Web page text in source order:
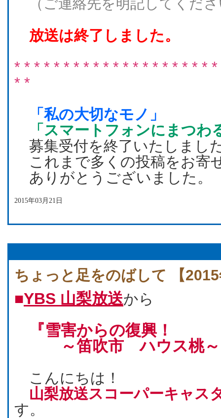
（ご連絡先を明記してくだ
放送は終了しました。
* * * * * * * * * * * * * * * * * * * *
* *
「私の大切なモノ」
「スマートフォンにまつわ
募集受付を終了いたしまし
これまで多くの投稿をお寄
ありがとうございました。
2015年03月21日
ちょっと足をのばして 【
■YBS 山梨放送から
『雪害からの復興！
～笛吹市 ハウス桃～
こんにちは！
山梨放送スコーパーキャス
す。